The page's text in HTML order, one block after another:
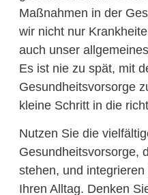
Maßnahmen in der
wir nicht nur
auch unser
Es ist nie zu spät, mit
Gesundheitsvorsorge
kleine Schritt in die
Nutzen Sie die
Gesundheitsvorsorge,
stehen, und
Ihren Alltag. Denken